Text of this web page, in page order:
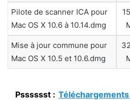
Pilote de scanner ICA pour
Mac OS X 10.6 à 10.14.dmg
Mise à jour commune pour
Mac OS X 10.5 et 10.6.dmg
Psssssst :